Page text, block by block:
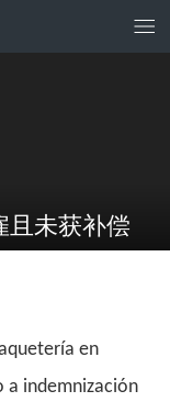
且未获补偿
en
a indemnización